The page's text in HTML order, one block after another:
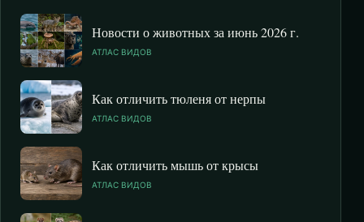
Новости о животных за июнь 2026 г.
АТЛАС ВИДОВ
Как отличить тюленя от нерпы
АТЛАС ВИДОВ
Как отличить мышь от крысы
АТЛАС ВИДОВ